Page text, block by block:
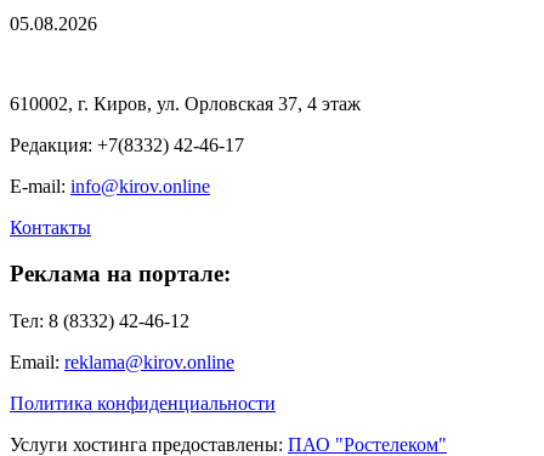
05.08.2026
610002, г. Киров, ул. Орловская 37, 4 этаж
Редакция: +7(8332) 42-46-17
E-mail: info@kirov.online
Контакты
Реклама на портале:
Тел: 8 (8332) 42-46-12
Email: reklama@kirov.online
Политика конфиденциальности
Услуги хостинга предоставлены: ПАО "Ростелеком"